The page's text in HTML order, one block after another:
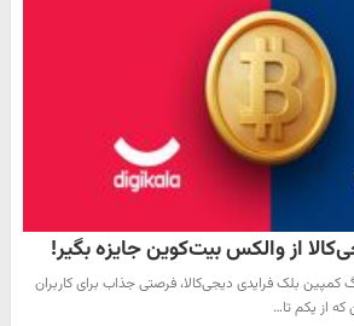
از والکس بیت‌کوین جایزه بگیر!
کمپین بلک فرایدی دیجی‌کالا، فرصتی جذاب برای کاربران
از یکم تا…